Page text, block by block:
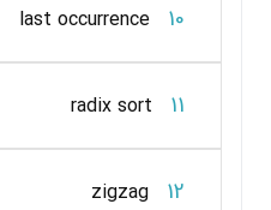
10
last occurrence
11
radix sort
12
zigzag